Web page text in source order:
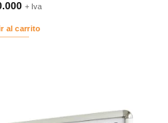
+ Iva
al carrito